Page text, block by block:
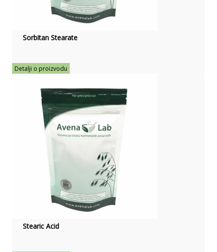
Sorbitan Stearate
Detalji o proizvodu
Stearic Acid